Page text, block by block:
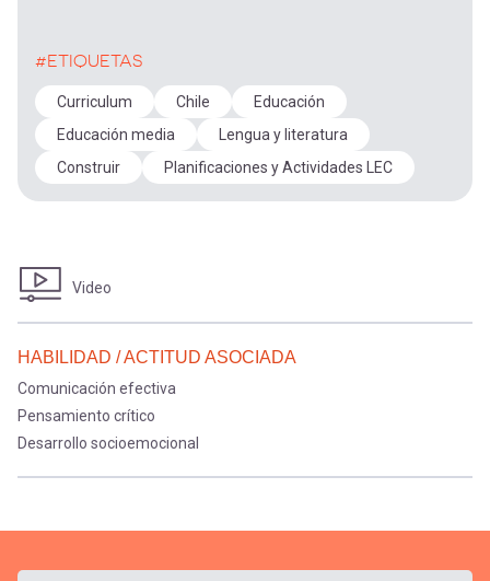
#ETIQUETAS
Curriculum Chile
Educación
Educación media
Lengua y literatura
Construir
Planificaciones y Actividades LEC
Video
HABILIDAD / ACTITUD ASOCIADA
Comunicación efectiva
Pensamiento crítico
Desarrollo socioemocional